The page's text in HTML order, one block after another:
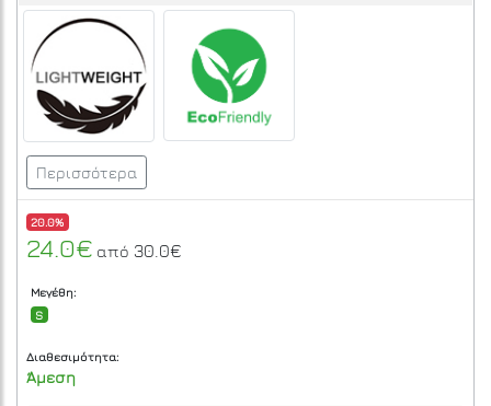
Περισσότερα
20.0%
24.0€ από 30.0€
Μεγέθη:
S
Διαθεσιμότητα:
Άμεση